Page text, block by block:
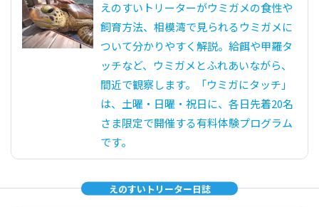
えのすいトリーターがウミガメの食性や
飼育方法、相模湾で見られるウミガメに
ついて分かりやすく解説。給餌や甲羅タ
ッチなど、ウミガメとふれあいながら、
間近で観察します。「ウミガにタッチ」
は、土曜・日曜・祝日に、各日先着20名
さま限定で開催する有料体験プログラム
です。
えのすいトリーター日誌